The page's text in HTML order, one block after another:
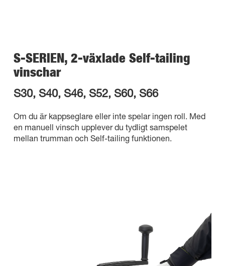
S-SERIEN, 2-växlade Self-tailing
vinschar
S30, S40, S46, S52, S60, S66
Om du är kappseglare eller inte spelar ingen roll. Med
en manuell vinsch upplever du tydligt samspelet
mellan trumman och Self-tailing funktionen.